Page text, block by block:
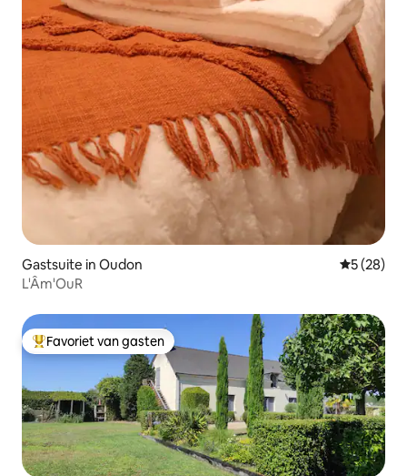
Gastsuite in Oudon
5 (28)
L'Âm'OuR
Topfavoriet van gasten
Favoriet van gasten